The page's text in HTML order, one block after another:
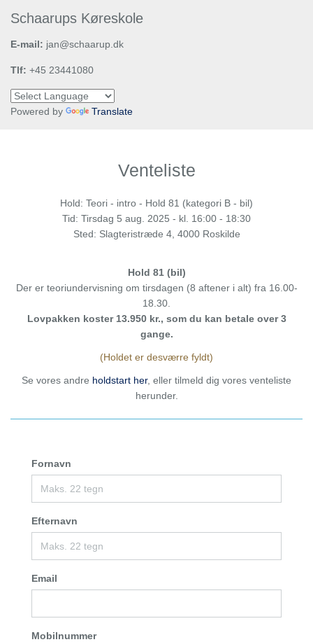
Schaarups Køreskole
E-mail: jan@schaarup.dk
Tlf: +45 23441080
Powered by Translate
Venteliste
Hold: Teori - intro - Hold 81 (kategori B - bil)
Tid: Tirsdag 5 aug. 2025 - kl. 16:00 - 18:30
Sted: Slagteristræde 4, 4000 Roskilde
Hold 81 (bil)
Der er teoriundervisning om tirsdagen (8 aftener i alt) fra 16.00-
18.30.
Lovpakken koster 13.950 kr., som du kan betale over 3
gange.
(Holdet er desværre fyldt)
Se vores andre holdstart her, eller tilmeld dig vores venteliste
herunder.
Fornavn
Efternavn
Email
Mobilnummer